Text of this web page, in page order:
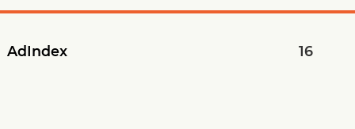
AdIndex 16